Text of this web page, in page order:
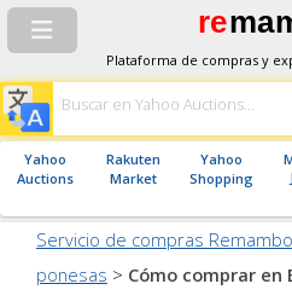
re
Plataforma de compras y
Yahoo
Auctions
Rakuten
Market
Yahoo
Shopping
Servicio de compras
ponesas > Cómo comprar en